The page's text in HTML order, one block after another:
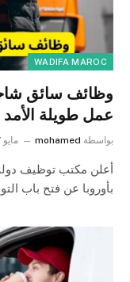
WADIFA MAROC
وظائف سائق
عمل طويلة الأمد
بواسطة mohamed مايو 7, 2026
أعلن مكتب توظيف
بأوروبا عن فتح باب